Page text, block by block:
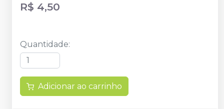
R$ 4,50
Quantidade:
Adicionar ao carrinho